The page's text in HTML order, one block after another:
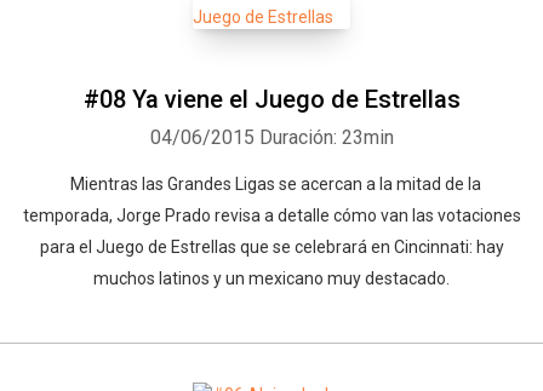
#08 Ya viene el Juego de Estrellas
04/06/2015 Duración: 23min
Mientras las Grandes Ligas se acercan a la mitad de la
temporada, Jorge Prado revisa a detalle cómo van las votaciones
para el Juego de Estrellas que se celebrará en Cincinnati: hay
muchos latinos y un mexicano muy destacado.